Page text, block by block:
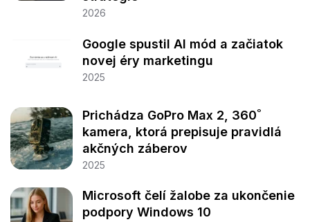
2026
Google spustil AI mód a začiatok
novej éry marketingu
2025
Prichádza GoPro Max 2, 360˚
kamera, ktorá prepisuje pravidlá
akčných záberov
2025
Microsoft čelí žalobe za ukončenie
podpory Windows 10